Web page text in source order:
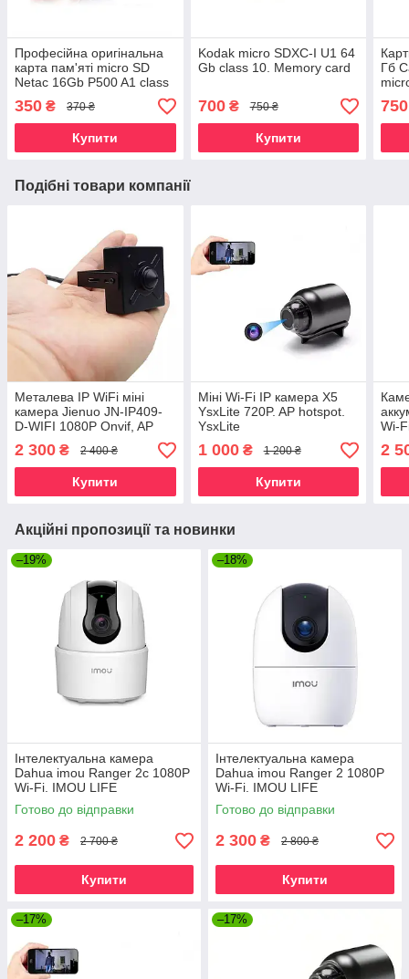
Професійна оригінальна
карта пам'яті micro SD
Netac 16Gb P500 A1 class
10.
350 ₴ 370 ₴
Купити
Kodak micro SDXC-I U1 64
Gb class 10. Memory card
700₴ 750 ₴
Купити
Гб
750
Подібні товари компанії
Металева IP WiFi міні
камера Jienuo JN-IP409-
D-WIFI 1080P Onvif, AP
2 300 ₴ 2 400 ₴
Купити
Міні Wi-Fi IP камера X5
YsxLite 720P. AP hotspot.
YsxLite
1 000₴ 1 200 ₴
Купити
Wi-
2
Акційні пропозиції та новинки
–19%
Інтелектуальна камера
Dahua imou Ranger 2c 1080P
Wi-Fi. IMOU LIFE
Готово до відправки
2 200 ₴ 2 700 ₴
Купити
–18%
Інтелектуальна камера
Dahua imou Ranger 2 1080P
Wi-Fi. IMOU LIFE
Готово до відправки
2 300 ₴ 2 800 ₴
Купити
–17% –17%